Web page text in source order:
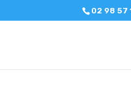
02 98 57